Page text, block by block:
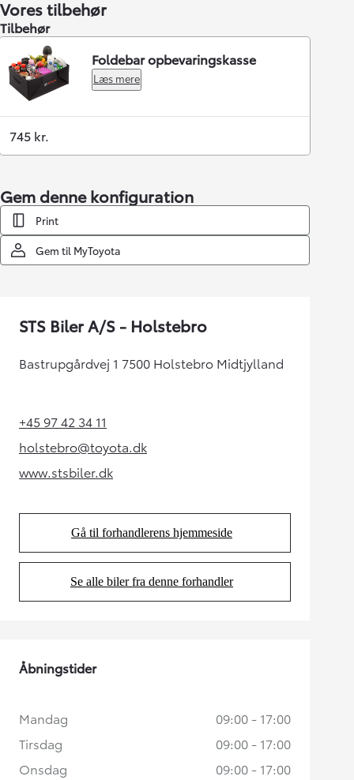
Vores tilbehør
Tilbehør
Foldebar opbevaringskasse
Læs mere
745 kr.
Gem denne konfiguration
Print
Gem til MyToyota
STS Biler A/S - Holstebro
Bastrupgårdvej 1 7500 Holstebro Midtjylland
+45 97 42 34 11(Opens in new tab)
holstebro@toyota.dk
(Opens in new tab)
www.stsbiler.dk(Opens in new tab)
Gå til forhandlerens hjemmeside
(Opens in new tab)
Se alle biler fra denne forhandler
(Opens in new tab)
Åbningstider
Mandag
09:00 - 17:00
Tirsdag
09:00 - 17:00
Onsdag
09:00 - 17:00